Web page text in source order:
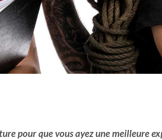
pour que vous ayez une meilleure